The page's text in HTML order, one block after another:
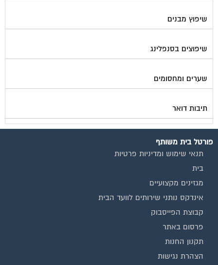
שיפוץ מבנים
שיפוצים בסנפלינג
שערים ומחסומים
תיבות דואר
פורטל בית משותף
תנאי שימוש ומדיניות פרטיות
בית
מגזינים מקצועיים
אינדקס נותני שירותים לוועד הבית
קבוצת הפייסבוק
פרסום באתר
תקנון החנות
הצהרת נגישות